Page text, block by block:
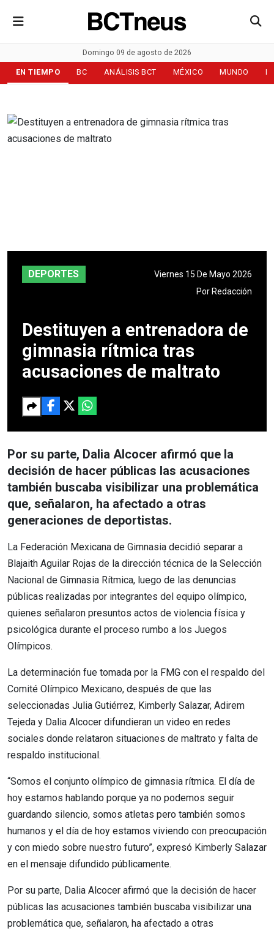
Domingo 09 de agosto de 2026
EN TIEMPO BC ANÁLISIS BCT MÉXICO MUNDO
DEPORTES
Viernes 15 De Mayo 2026
Por Redacción
Destituyen a entrenadora de
gimnasia rítmica tras
acusaciones de maltrato
Por su parte, Dalia Alcocer afirmó que la
decisión de hacer públicas las acusaciones
también buscaba visibilizar una problemática
que, señalaron, ha afectado a otras
generaciones de deportistas.
La Federación Mexicana de Gimnasia decidió separar a
Blajaith Aguilar Rojas de la dirección técnica de la Selección
Nacional de Gimnasia Rítmica, luego de las denuncias
públicas realizadas por integrantes del equipo olímpico,
quienes señalaron presuntos actos de violencia física y
psicológica durante el proceso rumbo a los Juegos
Olímpicos.
La determinación fue tomada por la FMG con el respaldo del
Comité Olímpico Mexicano, después de que las
seleccionadas Julia Gutiérrez, Kimberly Salazar, Adirem
Tejeda y Dalia Alcocer difundieran un video en redes
sociales donde relataron situaciones de maltrato y falta de
respaldo institucional.
“Somos el conjunto olímpico de gimnasia rítmica. El día de
hoy estamos hablando porque ya no podemos seguir
guardando silencio, somos atletas pero también somos
humanos y el día de hoy estamos viviendo con preocupación
y con miedo sobre nuestro futuro”, expresó Kimberly Salazar
en el mensaje difundido públicamente.
Por su parte, Dalia Alcocer afirmó que la decisión de hacer
públicas las acusaciones también buscaba visibilizar una
problemática que, señalaron, ha afectado a otras